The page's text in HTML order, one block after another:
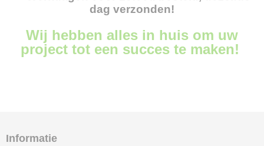
dag verzonden!
Wij hebben alles in huis om uw
project tot een succes te maken!
Informatie